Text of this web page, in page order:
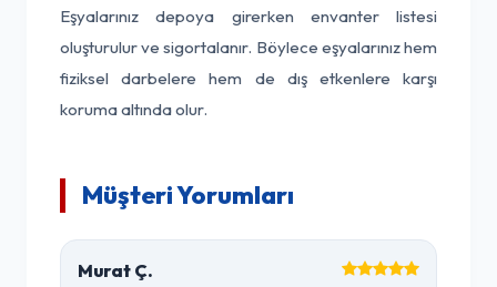
Eşyalarınız depoya girerken envanter listesi
oluşturulur ve sigortalanır. Böylece eşyalarınız hem
fiziksel darbelere hem de dış etkenlere karşı
koruma altında olur.
Müşteri Yorumları
Murat Ç.